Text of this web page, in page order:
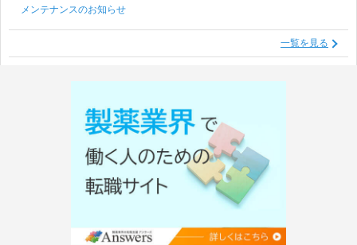
メンテナンスのお知らせ
一覧を見る